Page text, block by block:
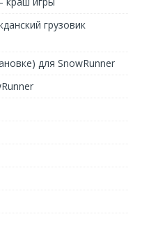
грузовик
для SnowRunner